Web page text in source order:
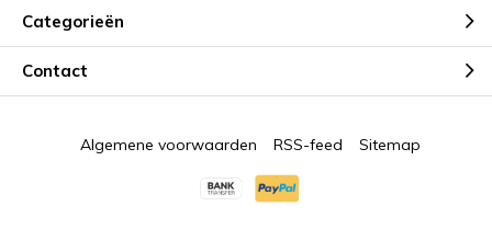
Categorieën
Contact
Algemene voorwaarden RSS-feed Sitemap